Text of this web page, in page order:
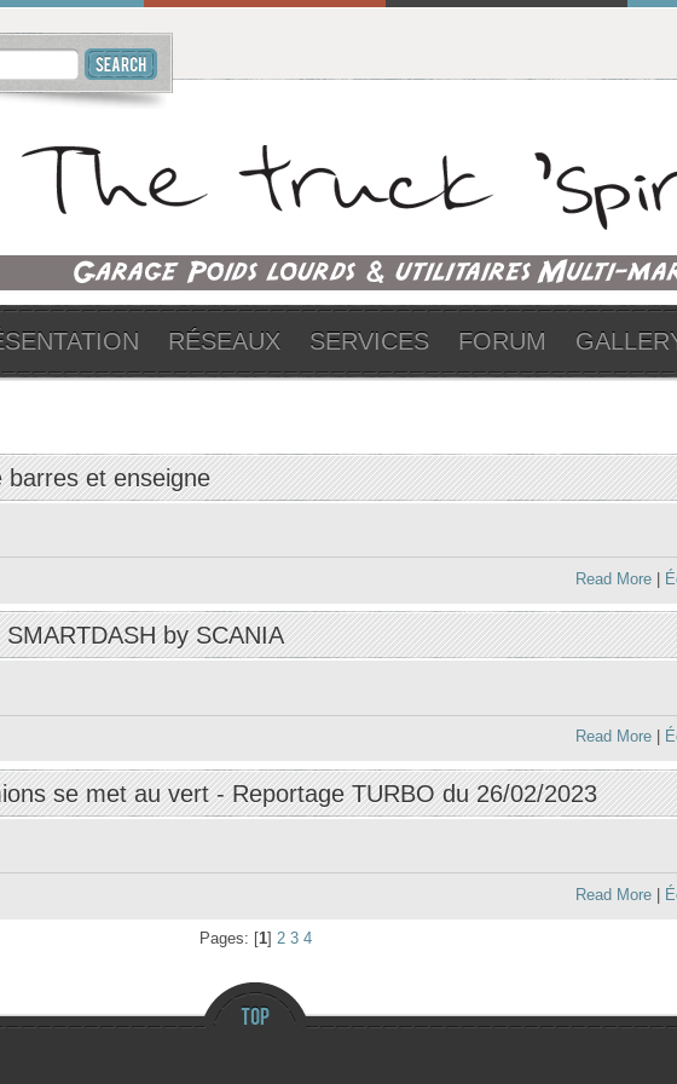
RÉSEAUX SERVICES FORUM
barres et enseigne
Read More|
by SCANIA
Read More|
se met au vert - Reportage TURBO du 26/02/2023
Read More|
Pages: [1] 2 3 4